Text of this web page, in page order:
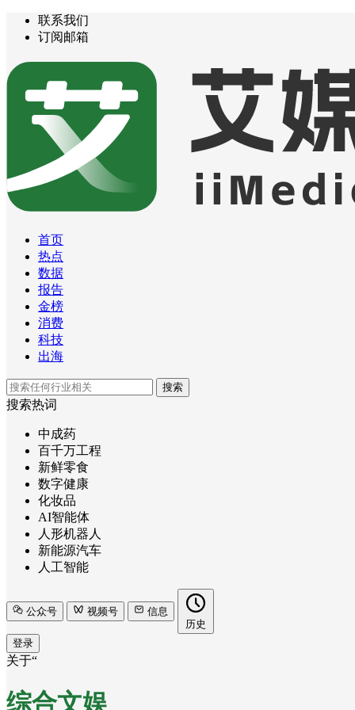
联系我们
订阅邮箱
首页
热点
数据
报告
金榜
消费
科技
出海
搜索
搜索热词
中成药
百千万工程
新鲜零食
数字健康
化妆品
AI智能体
人形机器人
新能源汽车
人工智能
公众号 视频号
信息
历史
登录
关于“
综合文娱